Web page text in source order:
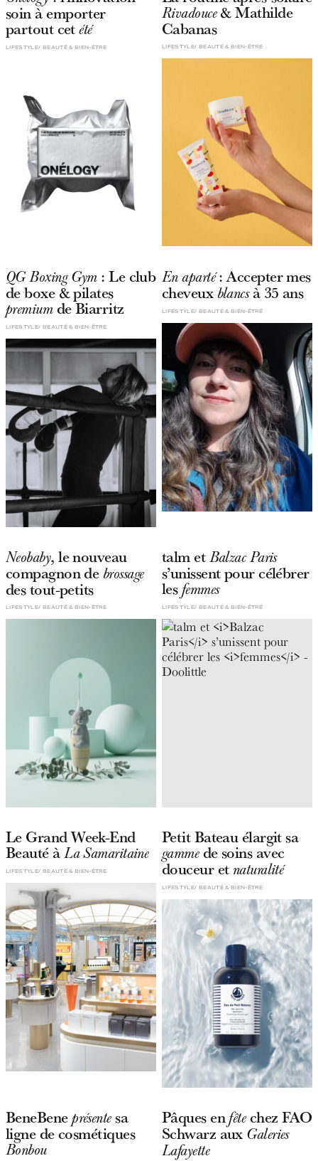
soin à emporter
partout cetété
BEAUTÉ & BIEN-ÊTRE
LIFESTYLE
Rivadouce& Mathilde
Cabanas
BEAUTÉ & BIEN-ÊTRE
LIFESTYLE
QG Boxing Gym: Le club
de boxe & pilates
premiumde Biarritz
BEAUTÉ & BIEN-ÊTRE
LIFESTYLE
En aparté: Accepter mes
cheveuxblancsà 35 ans
BEAUTÉ & BIEN-ÊTRE
LIFESTYLE
Neobaby, le nouveau
compagnon debrossage
des tout-petits
BEAUTÉ & BIEN-ÊTRE
LIFESTYLE
talm etBalzac Paris
s’unissent pour célébrer
lesfemmes
BEAUTÉ & BIEN-ÊTRE
LIFESTYLE
Le Grand Week-End
Beauté àLa Samaritaine
BEAUTÉ & BIEN-ÊTRE
LIFESTYLE
Petit Bateau élargit sa
gammede soins avec
douceur et naturalité
BEAUTÉ & BIEN-ÊTRE
LIFESTYLE
BeneBeneprésentesa
ligne de cosmétiques
Bonbou
Pâques enfêtechez FAO
Schwarz aux Galeries
Lafayette